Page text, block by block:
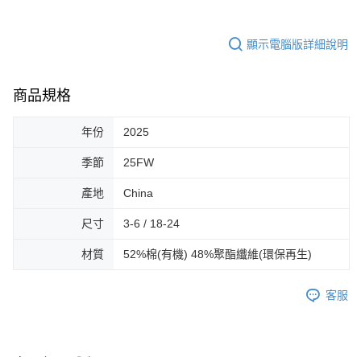
顯示電腦版詳細說明
商品規格
年份 2025
季節 25FW
產地 China
尺寸 3-6 / 18-24
材質 52%棉(有機) 48%聚酯纖維(環保再生)
客服